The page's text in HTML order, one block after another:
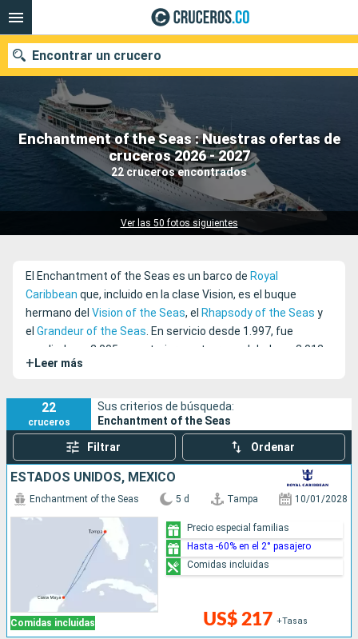
Enchantment of the Seas : Nuestras ofertas de
cruceros 2026 - 2027
22 cruceros encontrados
Ver las 50 fotos siguientes
Encontrar un crucero
Fecha de salida
Buscar
El Enchantment of the Seas es un barco de Royal
Caribbean que, incluido en la clase Vision, es el buque
hermano del Vision of the Seas, el Rhapsody of the Seas y
el Grandeur of the Seas. En servicio desde 1.997, fue
ampliado en 2.005 y, posteriormente, remodelado en 2.012.
Este barco resulta muy divertido tanto para niños como
+ Leer más
22
cruceros
Sus criterios de búsqueda:
Enchantment of the Seas
Filtrar Ordenar
ESTADOS UNIDOS, MÉXICO
Comidas incluidas
Enchantment of the Seas 5 d Tampa 10/01/2028
US$ 217 +Tasas
Precio especial familias
Hasta -60% en el 2° pasajero
Comidas incluidas